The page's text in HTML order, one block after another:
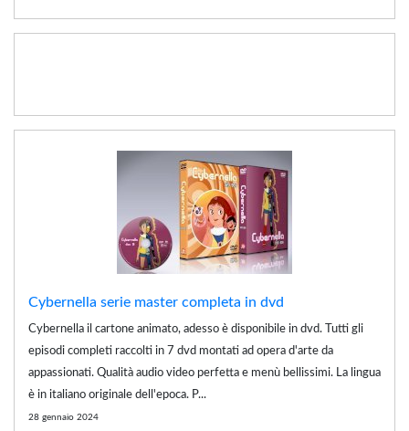
Cybernella serie master completa in dvd
Cybernella il cartone animato, adesso è disponibile in dvd. Tutti gli
episodi completi raccolti in 7 dvd montati ad opera d'arte da
appassionati. Qualità audio video perfetta e menù bellissimi. La lingua
è in italiano originale dell'epoca. P...
28 gennaio 2024